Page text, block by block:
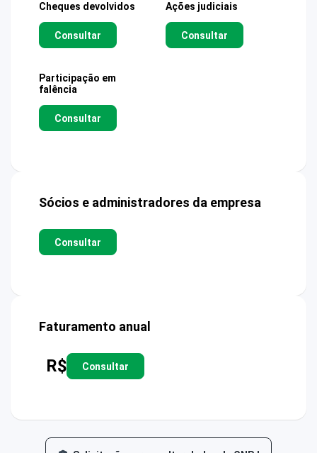
Cheques devolvidos
Consultar
Ações judiciais
Consultar
Participação em
falência
Consultar
Sócios e administradores da empresa
Consultar
Faturamento anual
R$ Consultar